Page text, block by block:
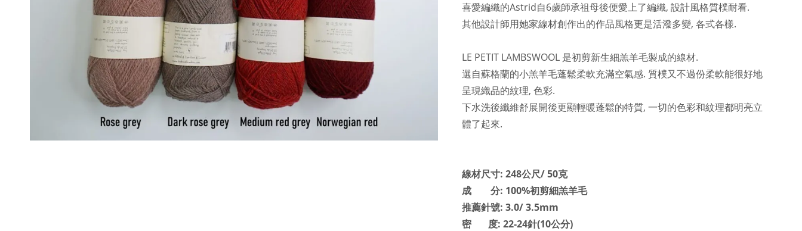
喜愛編織的Astrid自6歲師承祖母後便愛上了編織, 設計風格質樸耐看.
其他設計師用她家線材創作出的作品風格更是活潑多變, 各式各樣.
LE PETIT LAMBSWOOL 是初剪新生細羔羊毛製成的線材.
選自蘇格蘭的小羔羊毛蓬鬆柔軟充滿空氣感. 質樸又不過份柔軟能很好地
呈現織品的紋理, 色彩.
下水洗後纖維舒展開後更顯輕暖蓬鬆的特質, 一切的色彩和紋理都明亮立
體了起來.
線材尺寸: 248公尺/ 50克
成 分: 100%初剪細羔羊毛
推薦針號: 3.0/ 3.5mm
密 度: 22-24針(10公分)